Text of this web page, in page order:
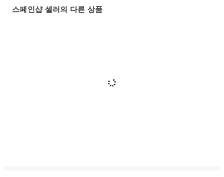
스페인샵 셀러의 다른 상품